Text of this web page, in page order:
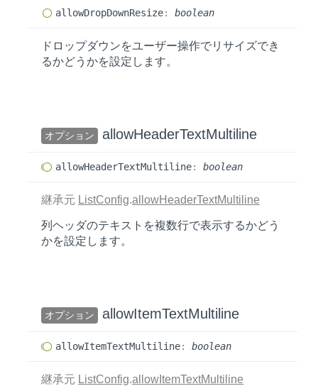
allowDropDownResize: boolean
ドロップダウンをユーザー操作でリサイズでき
るかどうかを設定します。
オプション allowHeaderTextMultiline
allowHeaderTextMultiline: boolean
継承元 ListConfig.allowHeaderTextMultiline
列ヘッダのテキストを複数行で表示するかどう
かを設定します。
オプション allowItemTextMultiline
allowItemTextMultiline: boolean
継承元 ListConfig.allowItemTextMultiline